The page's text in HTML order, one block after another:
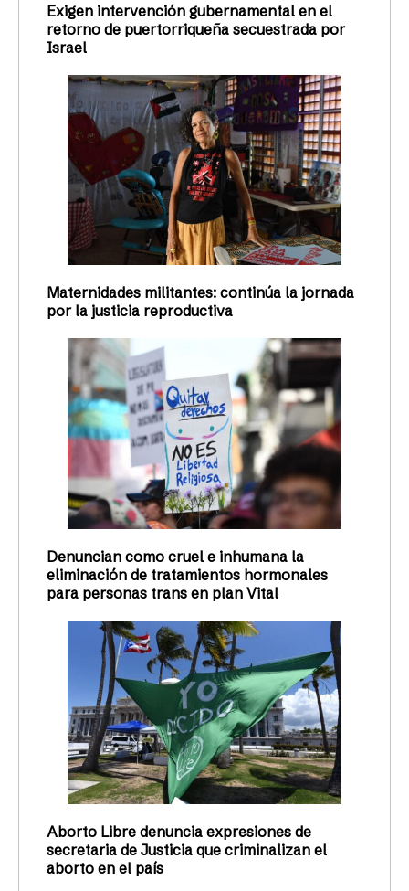
Exigen intervención gubernamental en el
retorno de puertorriqueña secuestrada por
Israel
Maternidades militantes: continúa la jornada
por la justicia reproductiva
Denuncian como cruel e inhumana la
eliminación de tratamientos hormonales
para personas trans en plan Vital
Aborto Libre denuncia expresiones de
secretaria de Justicia que criminalizan el
aborto en el país